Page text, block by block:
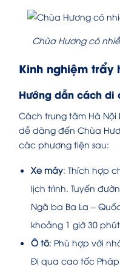
Chùa Hương có
Kinh nghiệm trẩy
Hướng dẫn cách di
Cách trung tâm Hà
dễ dàng đến Chùa
các phương tiện sau:
Xe máy: Thích hợp
lịch trình. Tuyến
Ngã ba Ba La –
khoảng 1 giờ 30
Ô tô: Phù hợp với
Đi qua cao tốc